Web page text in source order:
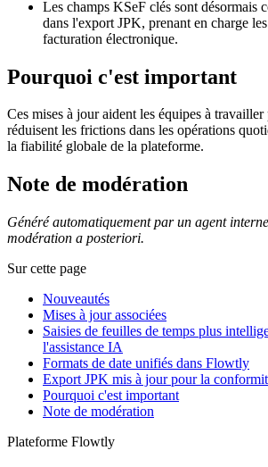
Les champs KSeF clés sont désormais
dans l'export JPK, prenant en charge
facturation électronique.
Pourquoi c'est important
Ces mises à jour aident les équipes à
réduisent les frictions dans les opérations
la fiabilité globale de la plateforme.
Note de modération
Généré automatiquement par un agent
modération a posteriori.
Sur cette page
Nouveautés
Mises à jour associées
Saisies de feuilles de temps plus
l'assistance IA
Formats de date unifiés dans Flowtly
Export JPK mis à jour pour la
Pourquoi c'est important
Note de modération
Plateforme Flowtly